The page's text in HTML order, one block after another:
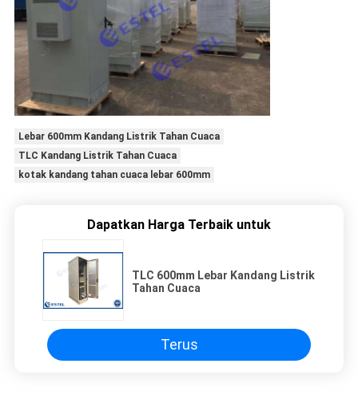
Lebar 600mm Kandang Listrik Tahan Cuaca
TLC Kandang Listrik Tahan Cuaca
kotak kandang tahan cuaca lebar 600mm
Dapatkan Harga Terbaik untuk
TLC 600mm Lebar Kandang Listrik
Tahan Cuaca
Terus